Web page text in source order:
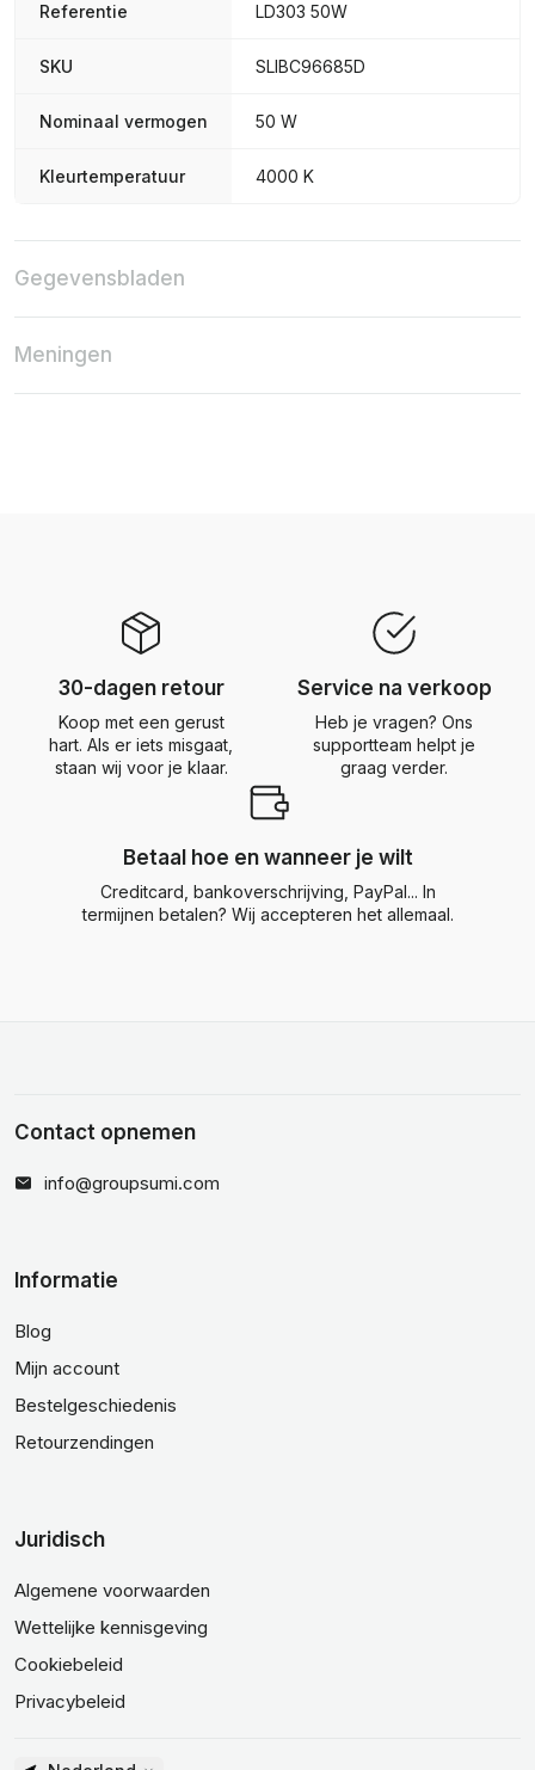
Referentie LD303 50W
SKU SLIBC96685D
Nominaal vermogen 50 W
Kleurtemperatuur 4000 K
Gegevensbladen
Meningen
30-dagen retour
Koop met een gerust
hart. Als er iets misgaat,
staan wij voor je klaar.
Service na verkoop
Heb je vragen? Ons
supportteam helpt je
graag verder.
Betaal hoe en wanneer je wilt
Creditcard, bankoverschrijving, PayPal... In
termijnen betalen? Wij accepteren het allemaal.
Contact opnemen
info@groupsumi.com
Informatie
Blog
Mijn account
Bestelgeschiedenis
Retourzendingen
Juridisch
Algemene voorwaarden
Wettelijke kennisgeving
Cookiebeleid
Privacybeleid